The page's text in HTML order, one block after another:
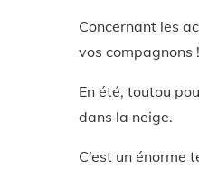
Concernant les
vos compagnons !
En été, toutou
dans la neige.
C’est un énorme